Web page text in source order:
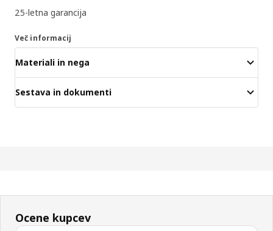
25-letna garancija
Več informacij
Materiali in nega
Sestava in dokumenti
Ocene kupcev